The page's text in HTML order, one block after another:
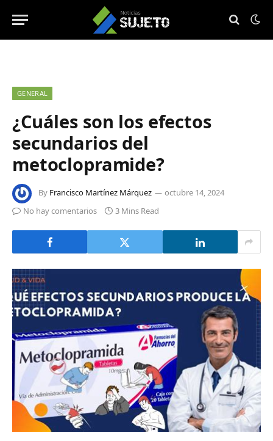
GENERAL
¿Cuáles son los efectos
secundarios del
metoclopramide?
By Francisco Martínez Márquez
octubre 14, 2024
No hay comentarios
3 Mins Read